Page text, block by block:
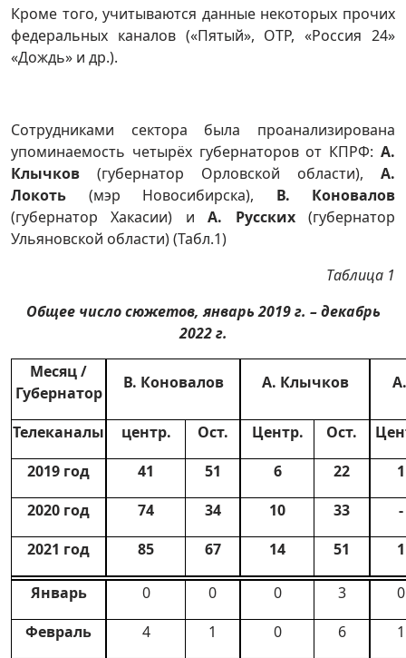
Кроме того, учитываются данные некоторых прочих
федеральных каналов («Пятый», ОТР, «Россия 24»
«Дождь» и др.).
Сотрудниками сектора была проанализирована
упоминаемость четырёх губернаторов от КПРФ: А.
Клычков (губернатор Орловской области), А.
Локоть (мэр Новосибирска), В. Коновалов
(губернатор Хакасии) иА. Русских(губернатор
Ульяновской области) (Табл.1)
Таблица 1
Общее число сюжетов, январь 2019 г. – декабрь
2022 г.
Месяц /
Губернатор
В. Коновалов А. Клычков
Телеканалы центр. Ост. Центр. Ост.
2019 год
41 51 6 22
1
2020 год
74 34 10 33
-
2021 год
85 67 14 51 1
Январь 0 0 0 3
0
Февраль
4 1 0 6
1